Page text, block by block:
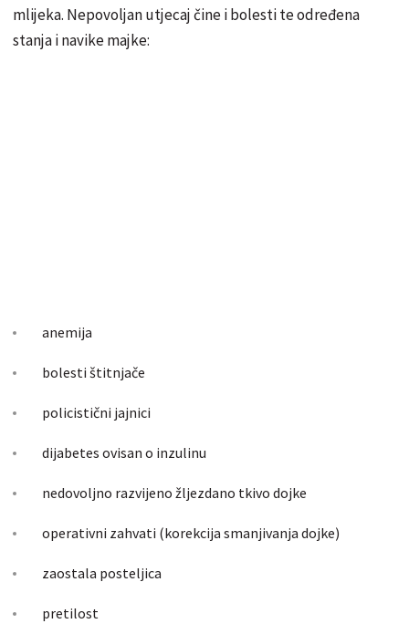
mlijeka. Nepovoljan utjecaj čine i bolesti te određena
stanja i navike majke:
anemija
bolesti štitnjače
policistični jajnici
dijabetes ovisan o inzulinu
nedovoljno razvijeno žljezdano tkivo dojke
operativni zahvati (korekcija smanjivanja dojke)
zaostala posteljica
pretilost